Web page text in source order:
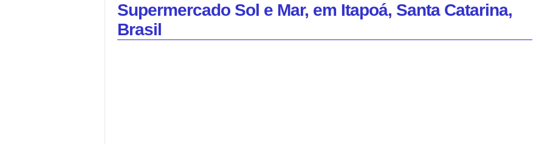
Supermercado Sol e Mar, em Itapoá, Santa Catarina,
Brasil